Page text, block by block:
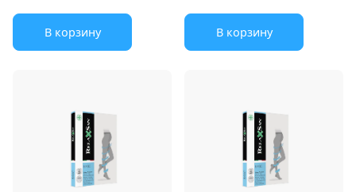
В корзину В корзину